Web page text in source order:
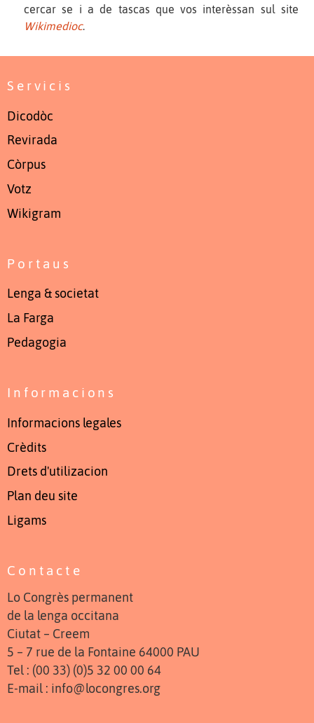
cercar se i a de tascas que vos interèssan sul site
Wikimedioc.
Servicis
Dicodòc
Revirada
Còrpus
Votz
Wikigram
Portaus
Lenga & societat
La Farga
Pedagogia
Informacions
Informacions legales
Crèdits
Drets d'utilizacion
Plan deu site
Ligams
Contacte
Lo Congrès permanent
de la lenga occitana
Ciutat – Creem
5 – 7 rue de la Fontaine 64000 PAU
Tel : (00 33) (0)5 32 00 00 64
E-mail : info@locongres.org